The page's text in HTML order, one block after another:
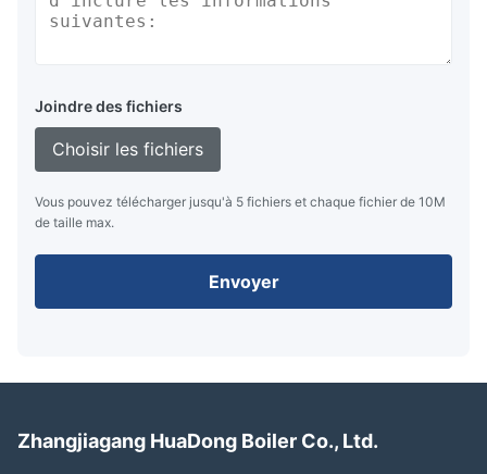
Joindre des fichiers
Choisir les fichiers
Vous pouvez télécharger jusqu'à 5 fichiers et chaque fichier de 10M
de taille max.
Envoyer
Zhangjiagang HuaDong Boiler Co., Ltd.